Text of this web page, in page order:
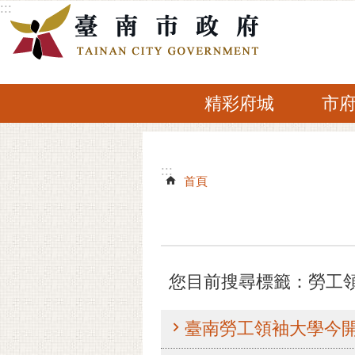
跳到主要內容區塊
:::
精彩府城 市
:::
:::
首頁
您目前搜尋標籤：勞工
臺南勞工領袖大學今